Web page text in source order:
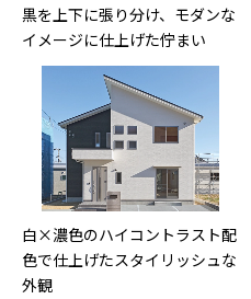
黒を上下に張り分け、モダンな
イメージに仕上げた佇まい
白×濃色のハイコントラスト配
色で仕上げたスタイリッシュな
外観